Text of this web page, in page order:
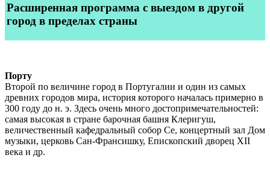
Расширенная программа с выездом в другой
город в пределах страны
Порту
Второй по величине город в Португалии и один из самых
древних городов мира, история которого началась примерно в
300 году до н. э. Здесь очень много достопримечательностей:
самая высокая в стране барочная башня Клеригуш,
величественный кафедральный собор Се, концертный зал Дом
музыки, церковь Сан-Франсишку, Епископский дворец XII
века и др.